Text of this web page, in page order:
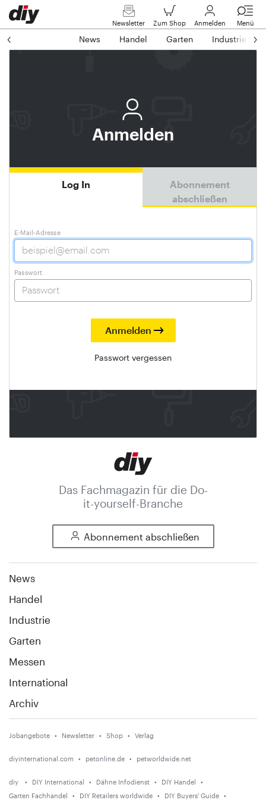
Newsletter Zum Shop Anmelden Menü
News Handel Garten Industrie
Anmelden
Log In
Abonnement
abschließen
E-Mail-Adresse
Passwort
Passwort vergessen
Das Fachmagazin für die Do-
it-yourself-Branche
Abonnement abschließen
News
Handel
Industrie
Garten
Messen
International
Archiv
Jobangebote Newsletter Shop Verlag
diyinternational.com petonline.de petworldwide.net
diy DIY International Dähne Infodienst
DIY Handel
Garten Fachhandel
DIY Retailers worldwide DIY Buyers' Guide